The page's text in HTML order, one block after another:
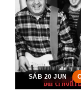
SÁB 20 JUN